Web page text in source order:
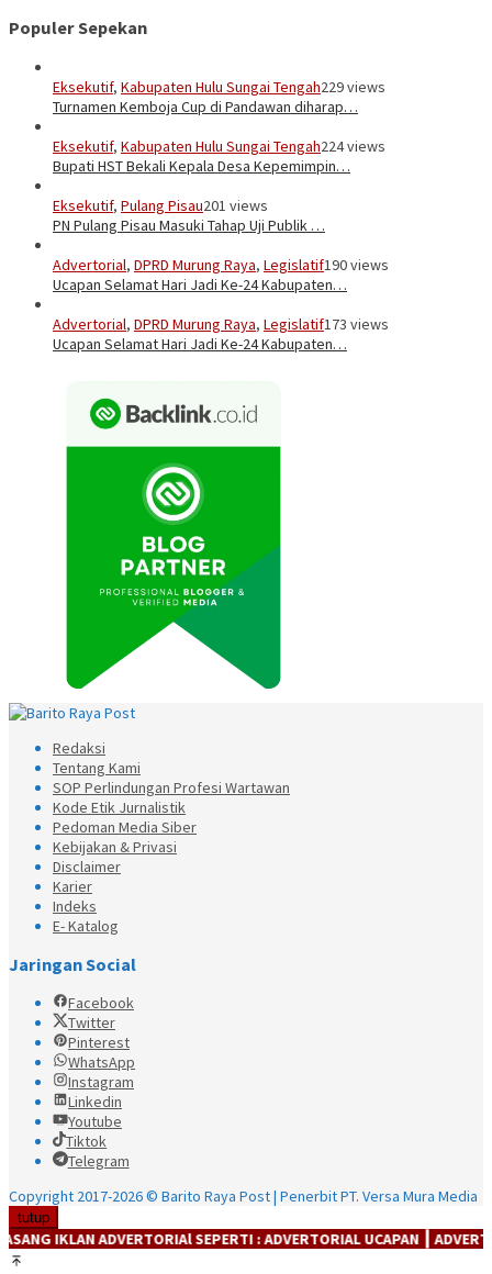
Populer Sepekan
Eksekutif, Kabupaten Hulu Sungai Tengah229 views
Turnamen Kemboja Cup di Pandawan diharap…
Eksekutif, Kabupaten Hulu Sungai Tengah224 views
Bupati HST Bekali Kepala Desa Kepemimpin…
Eksekutif, Pulang Pisau201 views
PN Pulang Pisau Masuki Tahap Uji Publik …
Advertorial, DPRD Murung Raya, Legislatif190 views
Ucapan Selamat Hari Jadi Ke-24 Kabupaten…
Advertorial, DPRD Murung Raya, Legislatif173 views
Ucapan Selamat Hari Jadi Ke-24 Kabupaten…
Redaksi
Tentang Kami
SOP Perlindungan Profesi Wartawan
Kode Etik Jurnalistik
Pedoman Media Siber
Kebijakan & Privasi
Disclaimer
Karier
Indeks
E- Katalog
Jaringan Social
Facebook
Twitter
Pinterest
WhatsApp
Instagram
Linkedin
Youtube
Tiktok
Telegram
Copyright 2017-2026 © Barito Raya Post | Penerbit PT. Versa Mura Media
tutup
IKLAN ADVERTORIAl SEPERTI : ADVERTORIAL UCAPAN ┃